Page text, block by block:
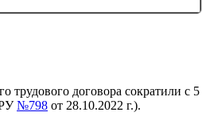
трудового договора сократили с 5
№798 от 28.10.2022 г.).